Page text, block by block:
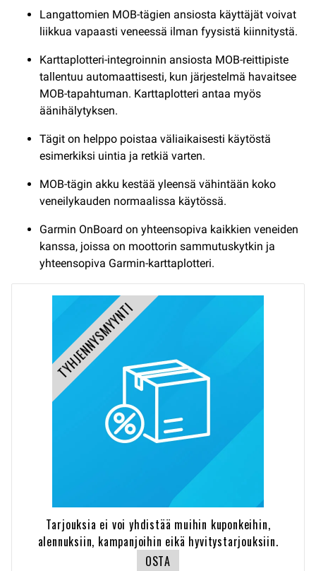
Langattomien MOB-tägien ansiosta käyttäjät voivat
liikkua vapaasti veneessä ilman fyysistä kiinnitystä.
Karttaplotteri-integroinnin ansiosta MOB-reittipiste
tallentuu automaattisesti, kun järjestelmä havaitsee
MOB-tapahtuman. Karttaplotteri antaa myös
äänihälytyksen.
Tägit on helppo poistaa väliaikaisesti käytöstä
esimerkiksi uintia ja retkiä varten.
MOB-tägin akku kestää yleensä vähintään koko
veneilykauden normaalissa käytössä.
Garmin OnBoard on yhteensopiva kaikkien veneiden
kanssa, joissa on moottorin sammutuskytkin ja
yhteensopiva Garmin-karttaplotteri.
TYHJENNYSMYYNTI
Tarjouksia ei voi yhdistää muihin kuponkeihin,
alennuksiin, kampanjoihin eikä hyvitystarjouksiin.
OSTA